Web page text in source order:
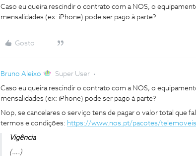
Caso eu queira rescindir o contrato com a NOS, o
mensalidades (ex: iPhone) pode ser pago à parte?
Gosto
Bruno Aleixo Super User
Caso eu queira rescindir o contrato com a NOS, o
mensalidades (ex: iPhone) pode ser pago à parte?
Nop, se cancelares o serviço tens de pagar o valor total que
termos e condições: https://www.nos.pt/pacotes/
Vigência
(….)